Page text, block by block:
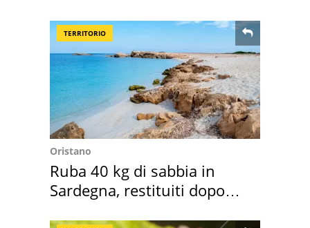
TERRITORIO
Oristano
Ruba 40 kg di sabbia in
Sardegna, restituiti dopo